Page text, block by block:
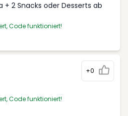
+ 2 Snacks oder Desserts ab
Code funktioniert!
+0
Code funktioniert!